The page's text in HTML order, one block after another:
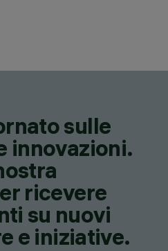
sulle
innovazioni.
ricevere
su nuovi
e iniziative.